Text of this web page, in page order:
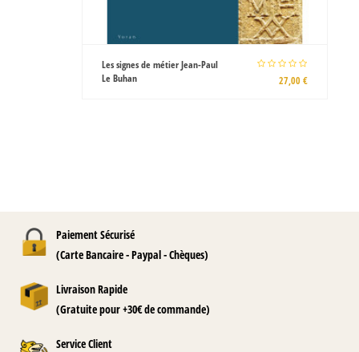
Les signes de métier Jean-Paul
Le Buhan
27,00 €
Paiement Sécurisé
(Carte Bancaire - Paypal - Chèques)
Livraison Rapide
(Gratuite pour +30€ de commande)
Service Client